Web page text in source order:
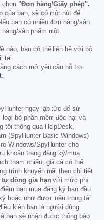
chọn "Đơn hàng/Giấy phép".
của bạn, sẽ có một nút để
bạn có nhiều đơn hàng/sản
sản phẩm một.
nào, bạn có thể liên hệ với bộ
tại
cách mở yêu cầu hỗ trợ
.
ngay lập tức để sử
bỏ phần mềm độc hại và
tôi thông qua HelpDesk,
(SpyHunter Basic Windows)
Windows/SpyHunter cho
khoản trang đăng ký/mua
tham chiếu; giá cả có thể
trình khuyến mãi theo chi tiết
tự động gia hạn với mức phí
bạn mua đăng ký ban đầu
hoặc như được nêu trong tài
kiện bạn là người dùng
bạn sẽ nhận được thông báo